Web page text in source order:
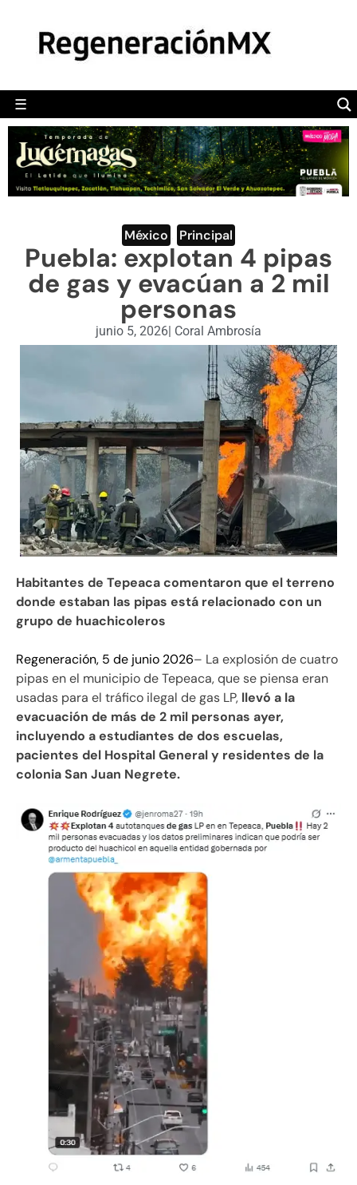
☰
POLÍTICA
CAMALEÓN
OPINIÓN
DEPORTES
ENGLISH SECTION
VIDEOS
México Principal
Puebla: explotan 4 pipas
de gas y evacúan a 2 mil
personas
junio 5, 2026| Coral Ambrosía
Habitantes de Tepeaca comentaron que el terreno
donde estaban las pipas está relacionado con un
grupo de huachicoleros
Regeneración, 5 de junio 2026– La explosión de cuatro
pipas en el municipio de Tepeaca, que se piensa eran
usadas para el tráfico ilegal de gas LP, llevó a la
evacuación de más de 2 mil personas ayer,
incluyendo a estudiantes de dos escuelas,
pacientes del Hospital General y residentes de la
colonia San Juan Negrete.